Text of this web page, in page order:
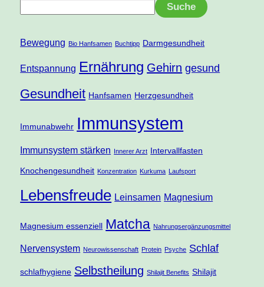
Suche
Bewegung Bio Hanfsamen Buchtipp Darmgesundheit
Entspannung Ernährung Gehirn gesund
Gesundheit Hanfsamen Herzgesundheit
Immunabwehr Immunsystem
Immunsystem stärken Innerer Arzt Intervallfasten
Knochengesundheit Konzentration Kurkuma Laufsport
Lebensfreude Leinsamen Magnesium
Magnesium essenziell Matcha Nahrungsergänzungsmittel
Nervensystem Neurowissenschaft Protein Psyche Schlaf
schlafhygiene Selbstheilung Shilajit Benefits Shilajit